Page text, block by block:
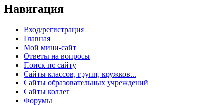
Навигация
Вход/регистрация
Главная
Мой мини-сайт
Ответы на вопросы
Поиск по сайту
Сайты классов, групп, кружков...
Сайты образовательных учреждений
Сайты коллег
Форумы